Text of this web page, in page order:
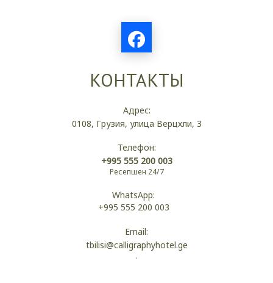
КОНТАКТЫ
Адрес:
0108, Грузия, улица Верцхли, 3
Телефон:
+995 555 200 003
Ресепшен 24/7
WhatsApp:
+995 555 200 003
Email:
tbilisi@calligraphyhotel.ge
.